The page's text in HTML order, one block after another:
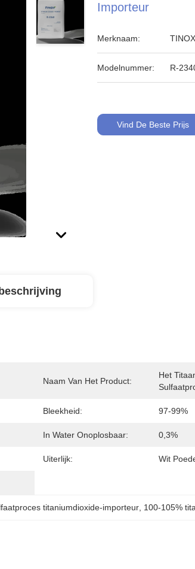
Importeur
Merknaam: TINOX
Modelnummer: R-
Vind De Beste Prijs
Naam Van Het Product:
Het
Bleekheid: 97-99%
In Water Onoplosbaar: 0,3%
Uiterlijk: Wit
titaniumdioxide-importeur 100-105%